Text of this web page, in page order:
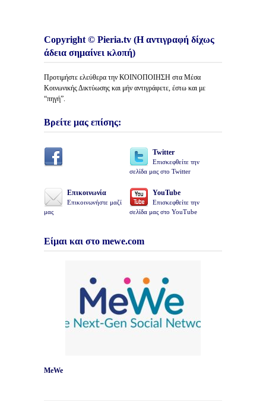
Copyright © Pieria.tv (Η αντιγραφή δίχως
άδεια σημαίνει κλοπή)
Προτιμήστε ελεύθερα την ΚΟΙΝΟΠΟΙΗΣΗ στα Μέσα
Κοινωνικής Δικτύωσης και μήν αντιγράφετε, έστω και με
“πηγή”.
Βρείτε μας επίσης:
Twitter
Επισκεφθείτε την
σελίδα μας στο Twitter
Επικοινωνία
Επικοινωνήστε μαζί
μας
YouTube
Επισκεφθείτε την
σελίδα μας στο YouTube
Είμαι και στο mewe.com
MeWe